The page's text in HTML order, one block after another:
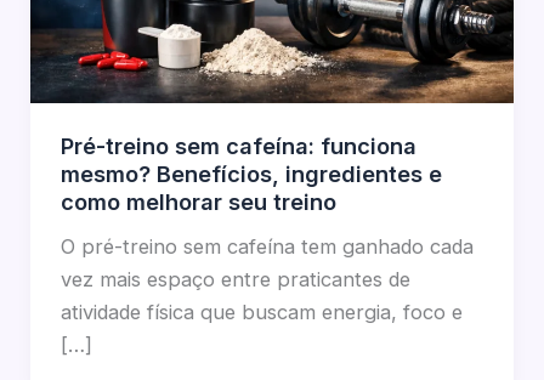
Pré-treino sem cafeína: funciona
mesmo? Benefícios, ingredientes e
como melhorar seu treino
O pré-treino sem cafeína tem ganhado cada
vez mais espaço entre praticantes de
atividade física que buscam energia, foco e
[…]